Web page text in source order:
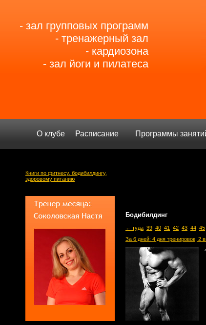
- зал групповых программ
- тренажерный зал
- кардиозона
- зал йоги и пилатеса
О клубе Расписание Программы
Книги по фитнесу, бодибилдингу,
здоровому питанию
Бодибилдинг
← туда 39 40 41 42 43 44 45
За 6 дней: 4 дня тренировок, 2